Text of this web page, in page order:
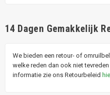
14 Dagen Gemakkelijk
We bieden een retour- of
welke reden dan ook niet
informatie zie ons Retourbeleid